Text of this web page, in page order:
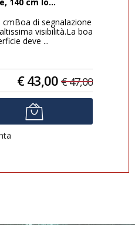
di segnalazione
visibilità.La boa
deve ...
€ 43,00 €47,00